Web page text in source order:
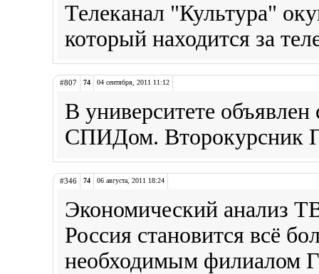
Телеканал "Культура"
который находится за
#807 74 04 сентября, 2011 11:12
В университете
СПИДом. Второкурсник
#346 74 06 августа, 2011 18:24
Экономический анализ
Россия становится всё
необходимым филиалом